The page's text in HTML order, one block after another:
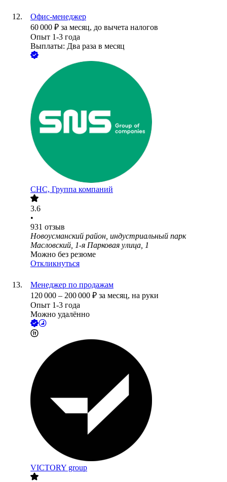
Офис-менеджер
60 000 ₽ за месяц, до вычета налогов
Опыт 1-3 года
Выплаты: Два раза в месяц
СНС, Группа компаний
3.6
•
931 отзыв
Новоусманский район, индустриальный парк
Масловский, 1-я Парковая улица, 1
Можно без резюме
Откликнуться
Менеджер по продажам
120 000 – 200 000 ₽ за месяц, на руки
Опыт 1-3 года
Можно удалённо
VICTORY group